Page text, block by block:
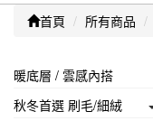
首頁 所有商品
暖底層 / 雲感內搭
秋冬首選 刷毛/細絨